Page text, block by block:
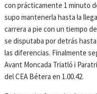
con prácticamente 1 minuto
supo mantenerla hasta la
carrera a pie con un tiempo
se disputaba por detrás hasta
las diferencias. Finalmente
Avant Moncada Triatló i
del CEA Bétera en 1.00.42.